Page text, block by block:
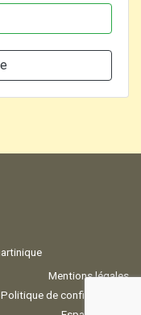
Mentions légales
Politique de confidentialité